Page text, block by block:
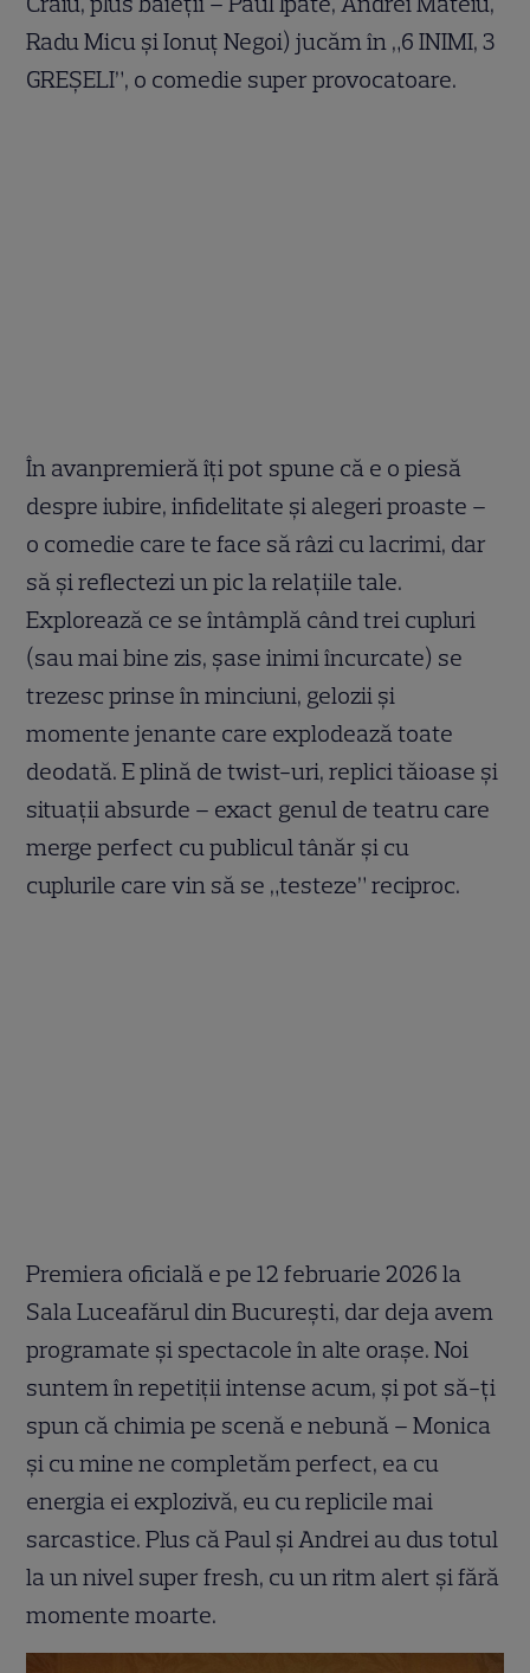
Radu Micu și Ionuț Negoi) jucăm în „6 INIMI, 3
GREȘELI”, o comedie super provocatoare.
În avanpremieră îți pot spune că e o piesă
despre iubire, infidelitate și alegeri proaste –
o comedie care te face să râzi cu lacrimi, dar
să și reflectezi un pic la relațiile tale.
Explorează ce se întâmplă când trei cupluri
(sau mai bine zis, șase inimi încurcate) se
trezesc prinse în minciuni, gelozii și
momente jenante care explodează toate
deodată. E plină de twist-uri, replici tăioase și
situații absurde – exact genul de teatru care
merge perfect cu publicul tânăr și cu
cuplurile care vin să se „testeze” reciproc.
Premiera oficială e pe 12 februarie 2026 la
Sala Luceafărul din București, dar deja avem
programate și spectacole în alte orașe. Noi
suntem în repetiții intense acum, și pot să-ți
spun că chimia pe scenă e nebună – Monica
și cu mine ne completăm perfect, ea cu
energia ei explozivă, eu cu replicile mai
sarcastice. Plus că Paul și Andrei au dus totul
la un nivel super fresh, cu un ritm alert și fără
momente moarte.